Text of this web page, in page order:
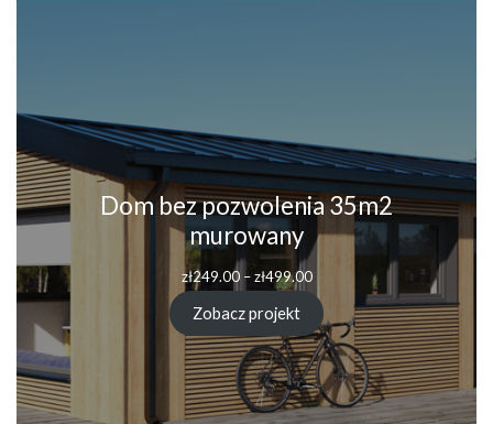
Dom bez pozwolenia 35m2
murowany
zł249.00 – zł499.00
Zobacz projekt